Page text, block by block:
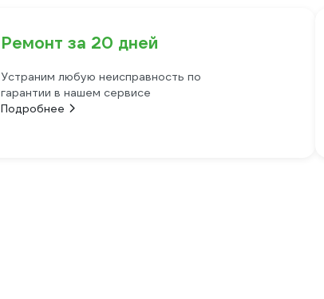
Ремонт за 20 дней
Устраним любую неисправность по
гарантии в нашем сервисе
Подробнее